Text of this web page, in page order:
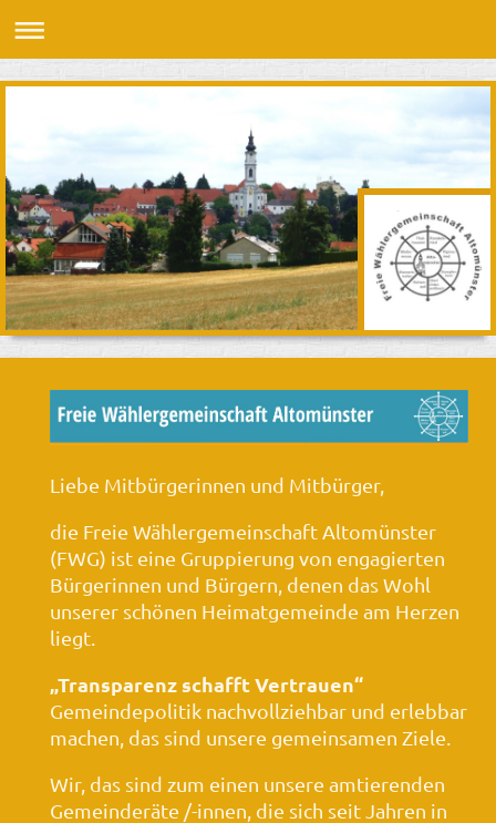
Liebe Mitbürgerinnen und Mitbürger,
die Freie Wählergemeinschaft Altomünster
(FWG) ist eine Gruppierung von engagierten
Bürgerinnen und Bürgern, denen das Wohl
unserer schönen Heimatgemeinde am Herzen
liegt.
„Transparenz schafft Vertrauen“
Gemeindepolitik nachvollziehbar und erlebbar
machen, das sind unsere gemeinsamen Ziele.
Wir, das sind zum einen unsere amtierenden
Gemeinderäte /-innen, die sich seit Jahren in